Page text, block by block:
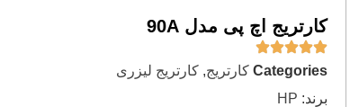
کارتریج اچ پی مدل 90A
Categories کارتریج, کارتریج لیزری
برند: HP